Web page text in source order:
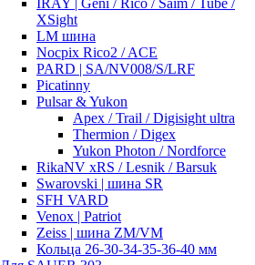
IRAY | Geni / Rico / Saim / Tube /
XSight
LM шина
Nocpix Rico2 / ACE
PARD | SA/NV008/S/LRF
Picatinny
Pulsar & Yukon
Apex / Trail / Digisight ultra
Thermion / Digex
Yukon Photon / Nordforce
RikaNV xRS / Lesnik / Barsuk
Swarovski | шина SR
SFH VARD
Venox | Patriot
Zeiss | шина ZM/VM
Кольца 26-30-34-35-36-40 мм